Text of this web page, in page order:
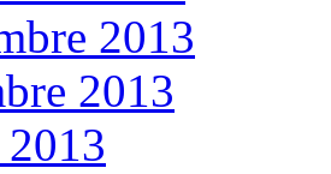
2013
2013
2013